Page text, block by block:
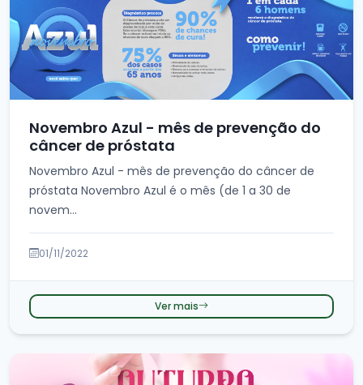
Novembro Azul - mês de prevenção do
câncer de próstata
Novembro Azul - mês de prevenção do câncer de
próstata Novembro Azul é o mês (de 1 a 30 de
novem...
01/11/2022
Ver mais